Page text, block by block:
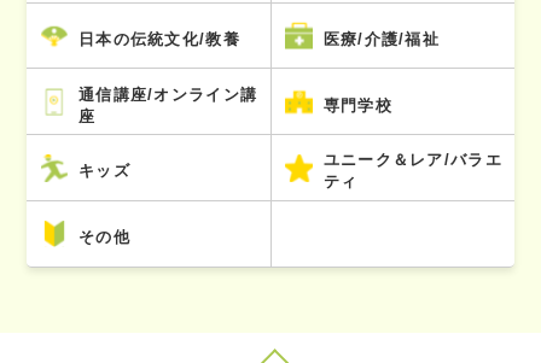
日本の伝統文化/教養 医療/介護/福祉
通信講座/オンライン講
座
専門学校
キッズ
ユニーク＆レア/バラエ
ティ
その他